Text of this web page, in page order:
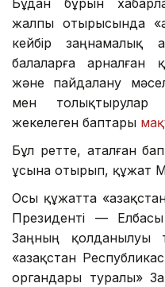
жалпы отырысында
кейбір заңнамалық
балаларға арналған
және пайдалану
мен толықтырулар
жекелеген баптары
Бұл ретте, аталған
ұсына отырып, құжат
Осы құжатта
Президенті —
Заңның қолданылуы
«Қазақстан
органдары туралы»